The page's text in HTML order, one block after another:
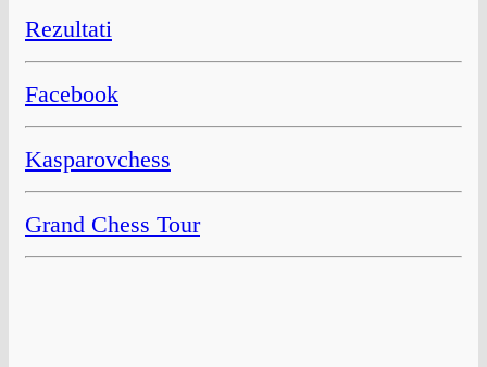
Rezultati
Facebook
Kasparovchess
Grand Chess Tour